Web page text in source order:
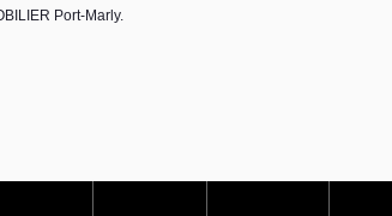
Port-Marly.